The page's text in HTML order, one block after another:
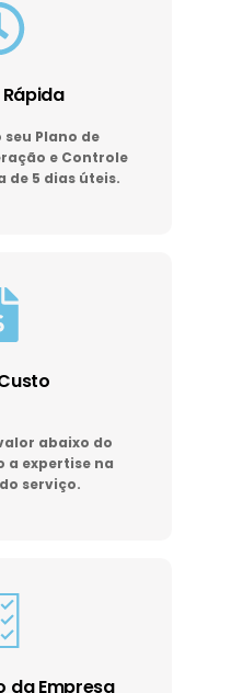
Plano de
e Controle
de 5 dias úteis.
abaixo do
a expertise na
serviço.
da Empresa